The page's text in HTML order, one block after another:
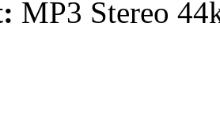
MP3 Stereo